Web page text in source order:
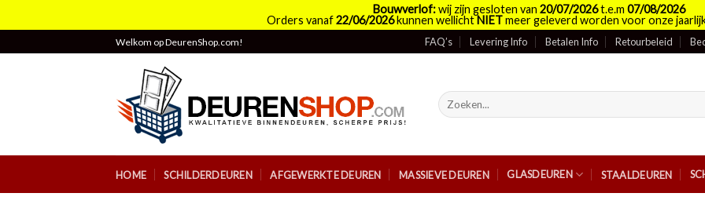
Bouwverlof:wij zijn gesloten van 20/07/2026t.e.m 07/08/2026
Orders vanaf22/06/2026kunnen wellichtNIETmeer geleverd worden voor onze
to
Welkom op DeurenShop.com! FAQ’s Levering Info Betalen Info Retourbeleid
Zoeken
naar:
HOME SCHILDERDEUREN AFGEWERKTE DEUREN MASSIEVE DEUREN GLASDEUREN STAALDEUREN